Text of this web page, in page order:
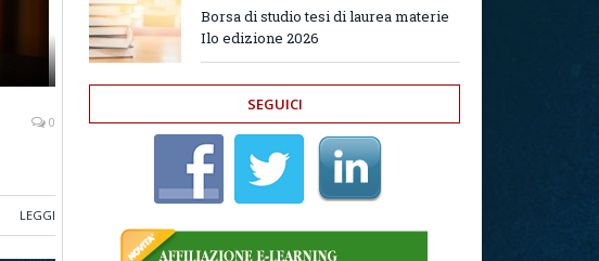
0
LEGGI
Borsa di studio tesi di laurea materie
Ilo edizione 2026
SEGUICI